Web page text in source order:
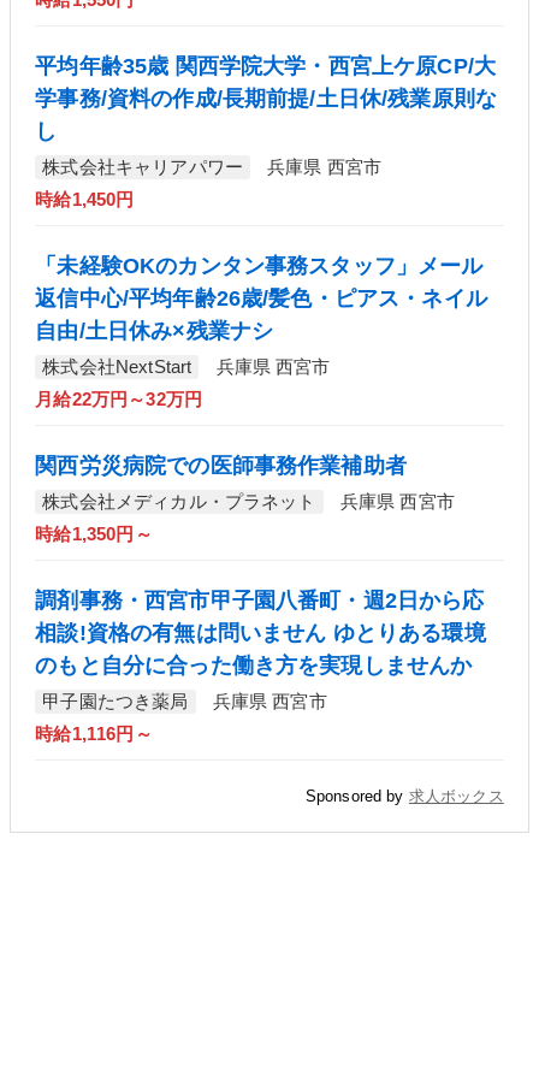
平均年齢35歳 関西学院大学・西宮上ケ原CP/大
学事務/資料の作成/長期前提/土日休/残業原則な
し
株式会社キャリアパワー
兵庫県 西宮市
時給1,450円
「未経験OKのカンタン事務スタッフ」メール
返信中心/平均年齢26歳/髪色・ピアス・ネイル
自由/土日休み×残業ナシ
株式会社NextStart
兵庫県 西宮市
月給22万円～32万円
関西労災病院での医師事務作業補助者
株式会社メディカル・プラネット
兵庫県 西宮市
時給1,350円～
調剤事務・西宮市甲子園八番町・週2日から応
相談!資格の有無は問いません ゆとりある環境
のもと自分に合った働き方を実現しませんか
甲子園たつき薬局
兵庫県 西宮市
時給1,116円～
Sponsored by 求人ボックス